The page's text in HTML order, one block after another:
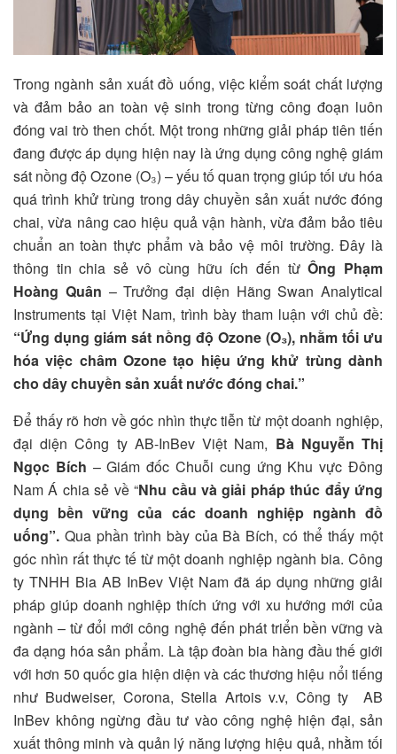
Trong ngành sản xuất đồ uống, việc kiểm soát chất lượng
và đảm bảo an toàn vệ sinh trong từng công đoạn luôn
đóng vai trò then chốt. Một trong những giải pháp tiên tiến
đang được áp dụng hiện nay là ứng dụng công nghệ giám
sát nồng độ Ozone (O₃) – yếu tố quan trọng giúp tối ưu hóa
quá trình khử trùng trong dây chuyền sản xuất nước đóng
chai, vừa nâng cao hiệu quả vận hành, vừa đảm bảo tiêu
chuẩn an toàn thực phẩm và bảo vệ môi trường. Đây là
thông tin chia sẻ vô cùng hữu ích đến từÔng Phạm
Hoàng Quân – Trưởng đại diện Hãng Swan Analytical
Instruments tại Việt Nam, trình bày tham luận với chủ đề:
“Ứng dụng giám sát nồng độ Ozone (O₃), nhằm tối ưu
hóa việc châm Ozone tạo hiệu ứng khử trùng dành
cho dây chuyền sản xuất nước đóng chai.”
Để thấy rõ hơn về góc nhìn thực tiễn từ một doanh nghiệp,
đại diện Công ty AB-InBev Việt Nam, Bà Nguyễn Thị
Ngọc Bích – Giám đốc Chuỗi cung ứng Khu vực Đông
Nam Á chia sẻ về “Nhu cầu và giải pháp thúc đẩy ứng
dụng bền vững của các doanh nghiệp ngành đồ
uống”. Qua phần trình bày của Bà Bích, có thể thấy một
góc nhìn rất thực tế từ một doanh nghiệp ngành bia. Công
ty TNHH Bia AB InBev Việt Nam đã áp dụng những giải
pháp giúp doanh nghiệp thích ứng với xu hướng mới của
ngành – từ đổi mới công nghệ đến phát triển bền vững và
đa dạng hóa sản phẩm. Là tập đoàn bia hàng đầu thế giới
với hơn 50 quốc gia hiện diện và các thương hiệu nổi tiếng
như Budweiser, Corona, Stella Artois v.v, Công ty AB
InBev không ngừng đầu tư vào công nghệ hiện đại, sản
xuất thông minh và quản lý năng lượng hiệu quả, nhằm tối